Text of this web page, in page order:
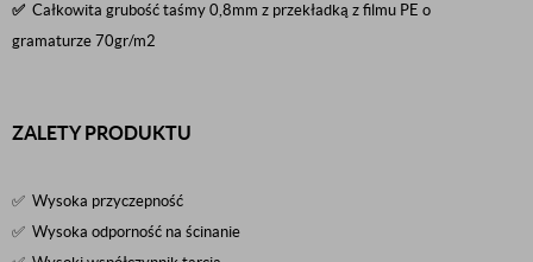
✅ Całkowita grubość taśmy 0,8mm z przekładką z filmu PE o
gramaturze 70gr/m2
ZALETY PRODUKTU
✅ Wysoka przyczepność
✅ Wysoka odporność na ścinanie